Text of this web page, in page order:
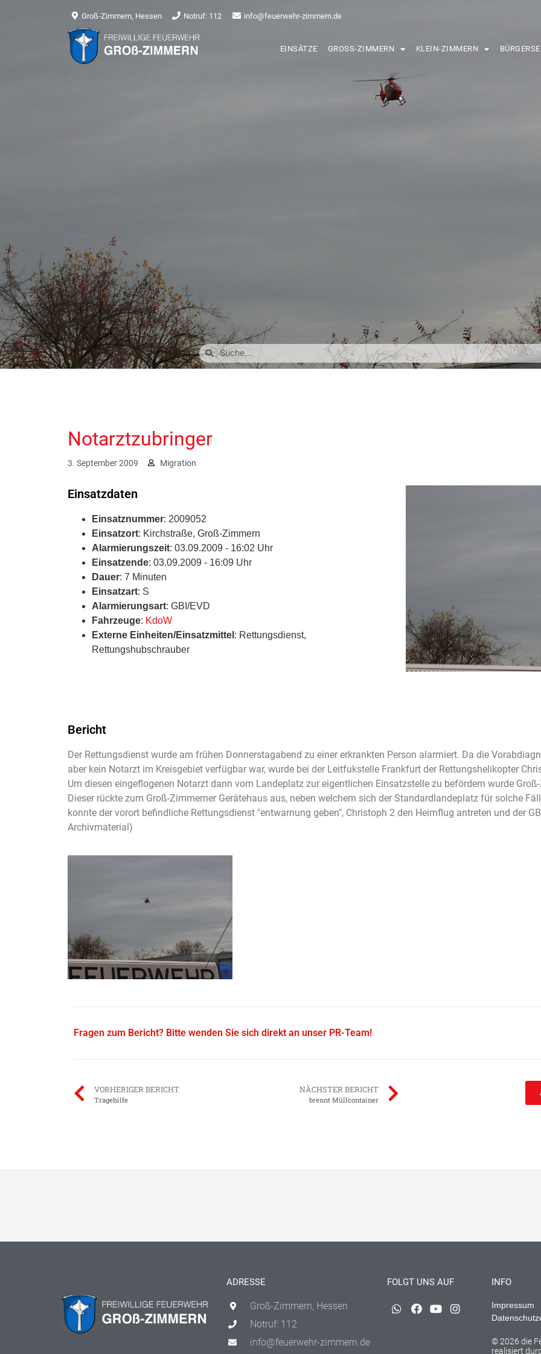
Groß-Zimmern, Hessen Notruf: 112 info@feuerwehr-zimmern.de
EINSÄTZE GROSS-ZIMMERN KLEIN-ZIMMERN
Notarztzubringer
3. September 2009 Migration
Einsatzdaten
Einsatznummer: 2009052
Einsatzort: Kirchstraße, Groß-Zimmern
Alarmierungszeit: 03.09.2009 - 16:02 Uhr
Einsatzende: 03.09.2009 - 16:09 Uhr
Dauer: 7 Minuten
Einsatzart: S
Alarmierungsart: GBI/EVD
Fahrzeuge: KdoW
Externe Einheiten/Einsatzmittel : Rettungsdienst,
Rettungshubschrauber
Bericht
Der Rettungsdienst wurde am frühen Donnerstagabend zu einer erkrankten Person alarmiert. Da die
aber kein Notarzt im Kreisgebiet verfügbar war, wurde bei der Leitfukstelle Frankfurt der Rettungshelikopter
Um diesen eingeflogenen Notarzt dann vom Landeplatz zur eigentlichen Einsatzstelle zu befördern wurde
Dieser rückte zum Groß-Zimmerner Gerätehaus aus, neben welchem sich der Standardlandeplatz für solche
konnte der vorort befindliche Rettungsdienst "entwarnung geben", Christoph 2 den Heimflug antreten und der
Archivmaterial)
Fragen zum Bericht? Bitte wenden Sie sich direkt an unser PR-Team!
VORHERIGER BERICHT
Tragehilfe
NÄCHSTER BERICHT
brennt Müllcontainer
ADRESSE
Groß-Zimmern, Hessen
Notruf: 112
info@feuerwehr-zimmern.de
FOLGT UNS AUF INFO
Impressum
© 2026 die
realisiert